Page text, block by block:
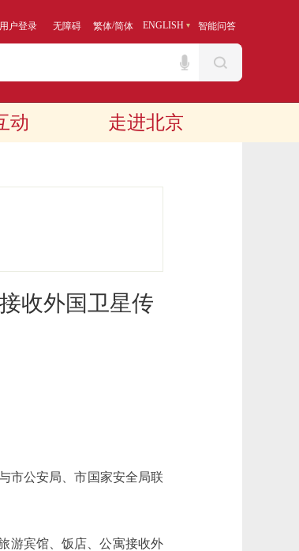
用户登录 无障碍 繁体/简体 ENGLISH 智能问答
动 走进北京
收外国卫星传
市公安局、市国家安全局联
游宾馆、饭店、公寓接收外